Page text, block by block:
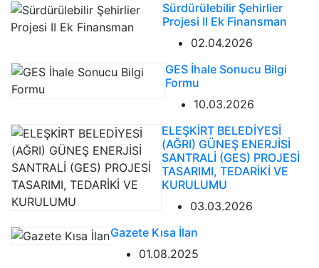
Sürdürülebilir Şehirlier
Projesi II Ek Finansman
02.04.2026
GES İhale Sonucu Bilgi
Formu
10.03.2026
ELEŞKİRT BELEDİYESİ
(AĞRI) GÜNEŞ ENERJİSİ
SANTRALİ (GES) PROJESİ
TASARIMI, TEDARİKİ VE
KURULUMU
03.03.2026
Gazete Kısa İlan
01.08.2025